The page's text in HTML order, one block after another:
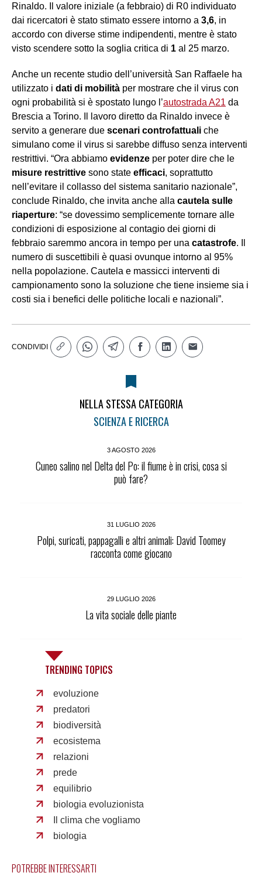
Rinaldo. Il valore iniziale (a febbraio) di R0 individuato
dai ricercatori è stato stimato essere intorno a 3,6, in
accordo con diverse stime indipendenti, mentre è stato
visto scendere sotto la soglia critica di 1 al 25 marzo.
Anche un recente studio dell’università San Raffaele ha
utilizzato i dati di mobilità per mostrare che il virus con
ogni probabilità si è spostato lungo l’autostrada A21 da
Brescia a Torino. Il lavoro diretto da Rinaldo invece è
servito a generare due scenari controfattuali che
simulano come il virus si sarebbe diffuso senza interventi
restrittivi. “Ora abbiamo evidenze per poter dire che le
misure restrittive sono state efficaci, soprattutto
nell’evitare il collasso del sistema sanitario nazionale”,
conclude Rinaldo, che invita anche alla cautela sulle
riaperture: “se dovessimo semplicemente tornare alle
condizioni di esposizione al contagio dei giorni di
febbraio saremmo ancora in tempo per una catastrofe. Il
numero di suscettibili è quasi ovunque intorno al 95%
nella popolazione. Cautela e massicci interventi di
campionamento sono la soluzione che tiene insieme sia i
costi sia i benefici delle politiche locali e nazionali”.
CONDIVIDI
NELLA STESSA CATEGORIA
SCIENZA E RICERCA
3 AGOSTO 2026
Cuneo salino nel Delta del Po: il fiume è in crisi, cosa si
può fare?
31 LUGLIO 2026
Polpi, suricati, pappagalli e altri animali: David Toomey
racconta come giocano
29 LUGLIO 2026
La vita sociale delle piante
TRENDING TOPICS
evoluzione
predatori
biodiversità
ecosistema
relazioni
prede
equilibrio
biologia evoluzionista
Il clima che vogliamo
biologia
POTREBBE INTERESSARTI